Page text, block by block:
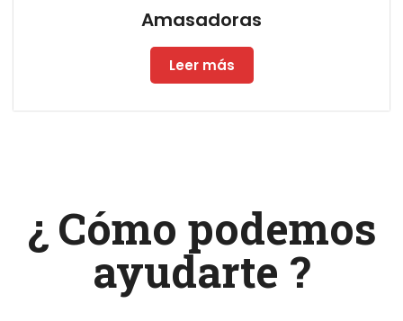
Amasadoras
Leer más
¿ Cómo podemos
ayudarte ?